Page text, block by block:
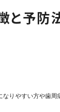
と予防
りやすい方や歯周